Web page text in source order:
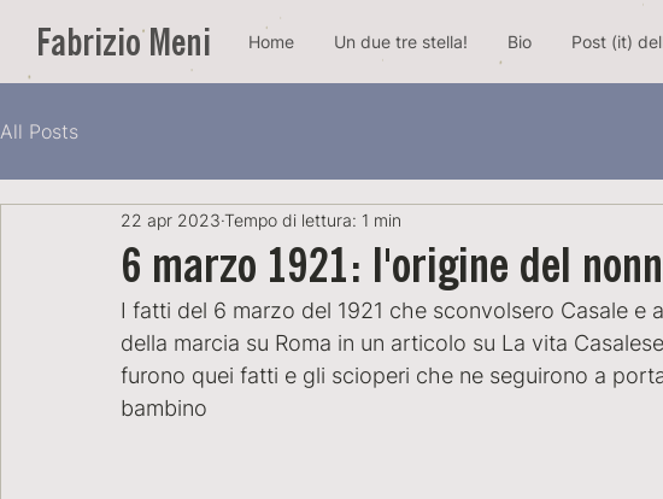
Fabrizio Meni Home Un due tre stella! Bio Post (it)
All Posts
6 marzo 1921: l'origine del
22 apr 2023 Tempo di lettura: 1 min
I fatti del 6 marzo del 1921 che sconvolsero Casale e
della marcia su Roma in un articolo su La vita
furono quei fatti e gli scioperi che ne seguirono a
bambino